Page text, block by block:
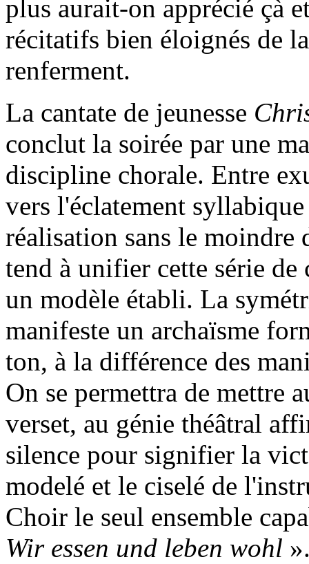
plus aurait-on apprécié çà
récitatifs bien éloignés de
renferment.
La cantate de jeunesse
conclut la soirée par une
discipline chorale. Entre
vers l'éclatement syllabique
réalisation sans le
tend à unifier cette série
un modèle établi. La
manifeste un archaïsme
ton, à la différence des
On se permettra de mettre
verset, au génie théâtral
silence pour signifier la
modelé et le ciselé de
Choir le seul ensemble
Wir essen und leben wohl